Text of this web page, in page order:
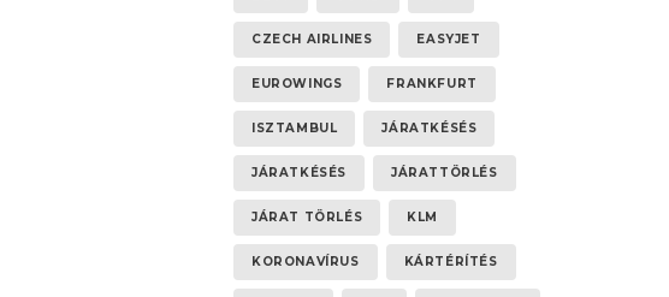
CZECH AIRLINES EASYJET
EUROWINGS FRANKFURT
ISZTAMBUL JÁRATKÉSÉS
JÁRATKÉSÉS JÁRATTÖRLÉS
JÁRAT TÖRLÉS KLM
KORONAVÍRUS KÁRTÉRÍTÉS